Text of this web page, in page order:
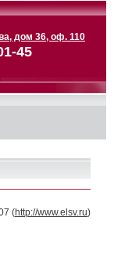
дом 36, оф. 110
45
(http://www.elsv.ru)